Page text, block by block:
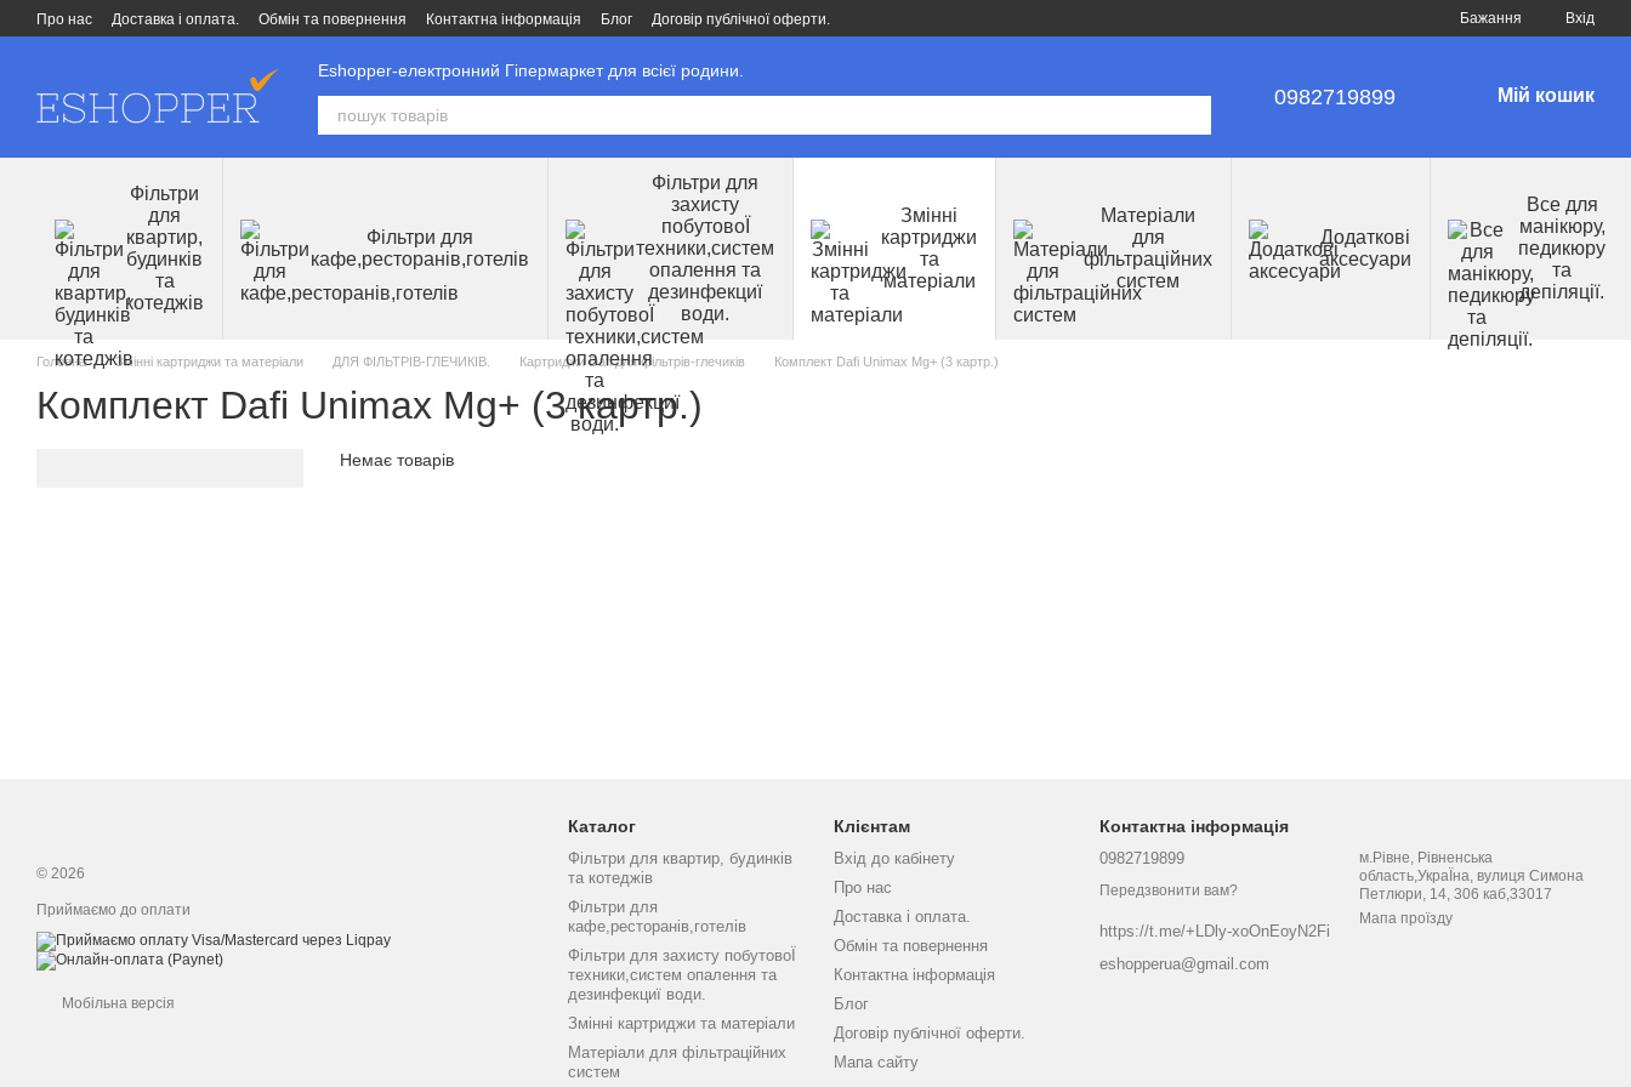
Перейти до основного контенту
Про нас Доставка і оплата. Обмін та повернення Контактна інформація Блог Договір публічної оферти. Бажання Вхід
Eshopper-електронний Гіпермаркет для всієї родини.
0982719899 Мій кошик
Фільтри
для
квартир,
будинків
та
котеджів
Фільтри для
кафе,ресторанів,готелів
Фільтри для
захисту
побутовоЇ
техники,систем
опалення та
дезинфекциї
води.
Змінні
картриджи
та
матеріали
Матеріали
для
фільтраційних
систем
Додаткові
аксесуари
Все для
манікюру,
педикюру
та
депіляції.
Головна Змінні картриджи та матеріали ДЛЯ ФІЛЬТРІВ-ГЛЕЧИКІВ. Картриджи Dafi для фільтрів-глечиків Комплект Dafi Unimax Mg+ (3 картр.)
Комплект Dafi Unimax Mg+ (3 картр.)
Немає товарів
© 2026
Приймаємо до оплати
Мобільна версія
Каталог
Фільтри для квартир, будинків
та котеджів
Фільтри для
кафе,ресторанів,готелів
Фільтри для захисту побутовоЇ
техники,систем опалення та
дезинфекциї води.
Змінні картриджи та матеріали
Матеріали для фільтраційних
систем
Клієнтам
Вхід до кабінету
Про нас
Доставка і оплата.
Обмін та повернення
Контактна інформація
Блог
Договір публічної оферти.
Мапа сайту
Контактна інформація
0982719899
Передзвонити вам?
https://t.me/+LDly-xoOnEoyN2Fi
eshopperua@gmail.com
м.Рівне, Рівненська
область,УкраЇна, вулиця Симона
Петлюри, 14, 306 каб,33017
Мапа проїзду